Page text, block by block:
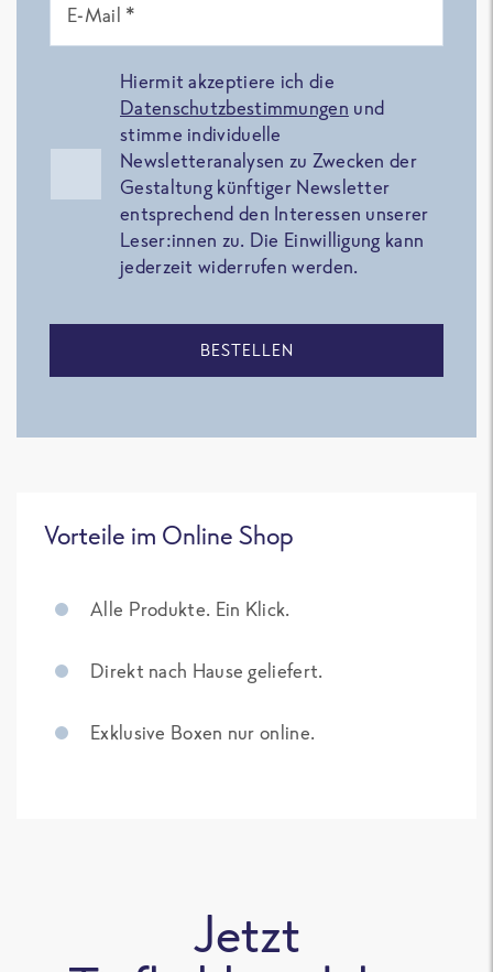
E-Mail *
Hiermit akzeptiere ich die
Datenschutzbestimmungen und
stimme individuelle
Newsletteranalysen zu Zwecken der
Gestaltung künftiger Newsletter
entsprechend den Interessen unserer
Leser:innen zu. Die Einwilligung kann
jederzeit widerrufen werden.
BESTELLEN
Vorteile im Online Shop
Alle Produkte. Ein Klick.
Direkt nach Hause geliefert.
Exklusive Boxen nur online.
Jetzt